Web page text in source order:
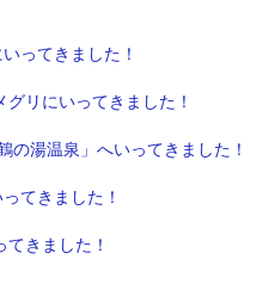
ってきました！
リにいってきました！
の湯温泉」へいってきました！
てきました！
きました！